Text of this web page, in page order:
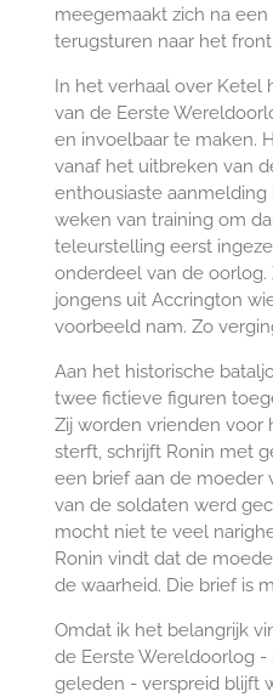
meegemaakt zich na
terugsturen naar het front.
In het verhaal over Ketel
van de Eerste
en invoelbaar te maken.
vanaf het uitbreken van
enthousiaste
weken van training om
teleurstelling eerst
onderdeel van de
jongens uit Accrington
voorbeeld nam. Zo
Aan het historische
twee fictieve figuren
Zij worden vrienden voor
sterft, schrijft Ronin met
een brief aan de moeder
van de soldaten werd
mocht niet te veel
Ronin vindt dat de
de waarheid. Die brief is
Omdat ik het belangrijk
de Eerste Wereldoorlog
geleden - verspreid blijft